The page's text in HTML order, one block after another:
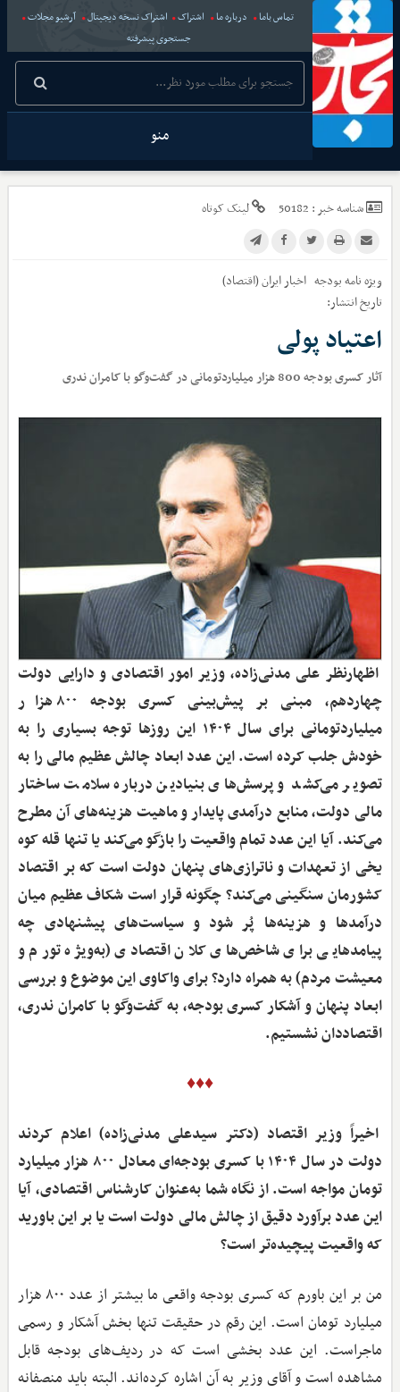
تماس باما درباره ما اشتراک اشتراک نسخه دیجیتال
آرشیو مجلات
جستجوی پیشرفته
منو
شناسه خبر : 50182 لینک کوتاه
ویژه نامه بودجه اخبارایران (اقتصاد)
تاریخ انتشار:
اعتیاد پولی
آثار کسری بودجه 800 هزار میلیاردتومانی در گفت‌وگو با کامران ندری
اظهارنظر علی مدنی‌زاده، وزیر امور اقتصادی و دارایی دولت
چهاردهم، مبنی بر پیش‌بینی کسری بودجه ۸۰۰ هزار
میلیارد‌تومانی برای سال ۱۴۰۴ این روزها توجه بسیاری را به
خودش جلب کرده است. این عدد ابعاد چالش عظیم مالی را به
تصویر می‌کشد و پرسش‌های بنیادین درباره سلامت ساختار
مالی دولت، منابع درآمدی پایدار و ماهیت هزینه‌های آن مطرح
می‌کند. آیا این عدد تمام واقعیت را بازگو می‌کند یا تنها قله کوه
یخی از تعهدات و ناترازی‌های پنهان دولت است که بر اقتصاد
کشورمان سنگینی می‌کند؟ چگونه قرار است شکاف عظیم میان
درآمدها و هزینه‌ها پُر شود و سیاست‌های پیشنهادی چه
پیامدهایی برای شاخص‌های کلان اقتصادی (به‌ویژه تورم و
معیشت مردم) به همراه دارد؟ برای واکاوی این موضوع و بررسی
ابعاد پنهان و آشکار کسری بودجه، به گفت‌وگو با کامران ندری،
اقتصاددان نشستیم.
♦♦♦
اخیراً وزیر اقتصاد (دکتر سیدعلی مدنی‌زاده) اعلام کردند
دولت در سال ۱۴۰۴ با کسری بودجه‌ای معادل ۸۰۰ هزار میلیارد
تومان مواجه است. از نگاه شما به‌عنوان کارشناس اقتصادی، آیا
این عدد برآورد دقیق از چالش مالی دولت است یا بر این‌ باورید
که واقعیت پیچیده‌تر است؟
من بر این باورم که کسری بودجه واقعی ما بیشتر از عدد ۸۰۰ هزار
میلیارد تومان است. این رقم در حقیقت تنها بخش آشکار و رسمی
ماجراست. این عدد بخشی است که در ردیف‌های بودجه قابل
مشاهده است و آقای وزیر به آن اشاره کرده‌اند. البته باید منصفانه